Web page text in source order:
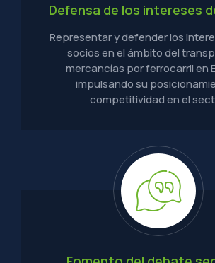
Defensa de los intereses
Representar y defender los
socios en el ámbito del
mercancías por ferrocarril en
impulsando su
competitividad en el